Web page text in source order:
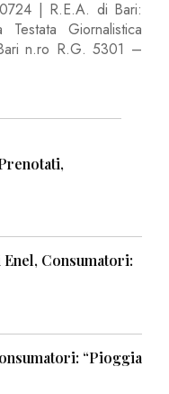
| R.E.A. di Bari:
Giornalistica
n.ro R.G. 5301 –
Consumatori:
“Pioggia